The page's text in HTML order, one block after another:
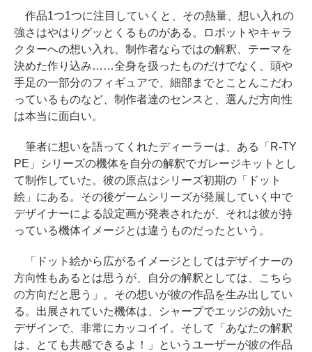
作品1つ1つに注目していくと、その熱量、想い入れの
強さはやはりグッとくるものがある。ロボットやキャラ
クターへの想い入れ、制作者ならではの解釈、テーマを
決めた作り込み……全身を扱ったものだけでなく、頭や
手足の一部分のフィギュアで、細部までとことんこだわ
っているものなど、制作者達のセンスと、選んだ方向性
は本当に面白い。
筆者に想いを語ってくれたディーラーは、ある「R-TY
PE」シリーズの機体を自分の解釈でガレージキットとし
て制作していた。彼の原点はシリーズ初期の「ドット
絵」にある。その後ゲームシリーズが発展していく中で
デザイナーによる設定画が発表されたが、それは彼が持
っている機体イメージとは違うものだったという。
「ドット絵から広がるイメージとしてはデザイナーの
方向性もあるとは思うが、自分の解釈としては、こちら
の方向だと思う」。その想いが彼の作品を生み出してい
る。出展されていた機体は、シャープでエッジの効いた
デザインで、非常にカッコイイ。そして「あなたの解釈
は、とても共感できるよ！」というユーザーが彼の作品